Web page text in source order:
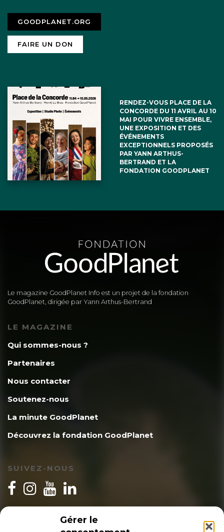
Gérer le
GOODPLANET.ORG
FAIRE UN DON
RENDEZ-VOUS PLACE DE LA
CONCORDE DU 11 AVRIL AU 10
MAI POUR VIVRE ENSEMBLE,
UNE EXPOSITION ET DES
ÉVÉNEMENTS
EXCEPTIONNELS PROPOSÉS
PAR YANN ARTHUS-
BERTRAND ET LA
FONDATION GOODPLANET
Le magazine GoodPlanet Info est un projet de la fondation
GoodPlanet, dirigée par Yann Arthus-Bertrand
LE MAGAZINE
Qui sommes-nous ?
Partenaires
Nous contacter
Soutenez-nous
La minute GoodPlanet
Découvrez la fondation GoodPlanet
SUIVEZ-NOUS
INSCRIPTION NEWSLETTER